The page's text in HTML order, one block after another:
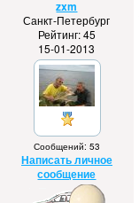
zxm
Санкт-Петербург
Рейтинг: 45
15-01-2013
Сообщений: 53
Написать личное
сообщение